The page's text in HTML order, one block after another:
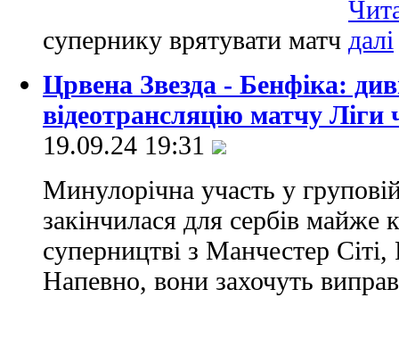
супернику врятувати матч
Црвена Звезда - Бенфіка:
відеотрансляцію матчу Ліги
19.09.24 19:31
Минулорічна участь у
закінчилася для сербів
суперництві з Манчестер
Напевно, вони захочуть